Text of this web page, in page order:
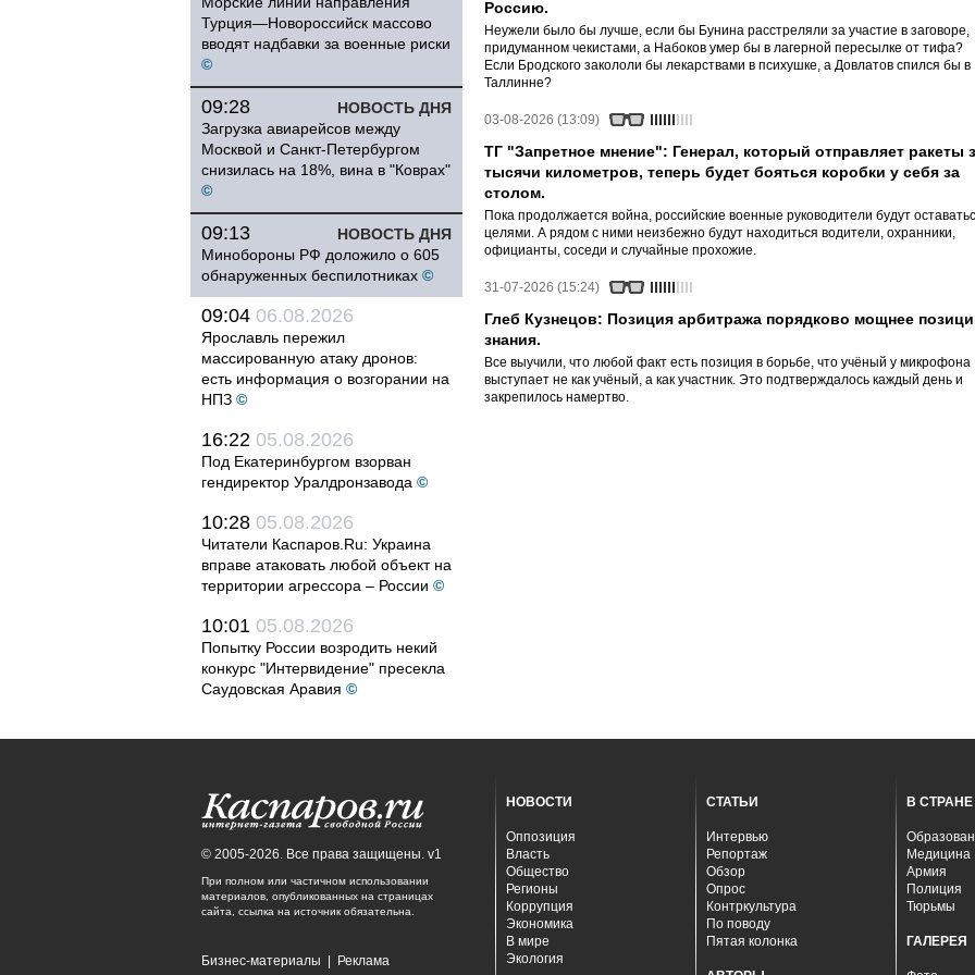
Турция—Новороссийск массово
вводят надбавки за военные риски
©
НОВОСТЬ ДНЯ
09:28
Загрузка авиарейсов между
Москвой и Санкт-Петербургом
снизилась на 18%, вина в "Коврах"
©
НОВОСТЬ ДНЯ
09:13
Минобороны РФ доложило о 605
обнаруженных беспилотниках ©
09:04 06.08.2026
Ярославль пережил
массированную атаку дронов:
есть информация о возгорании на
НПЗ ©
16:22 05.08.2026
Под Екатеринбургом взорван
гендиректор Уралдронзавода ©
10:28 05.08.2026
Читатели Каспаров.Ru: Украина
вправе атаковать любой объект на
территории агрессора – России ©
10:01 05.08.2026
Попытку России возродить некий
конкурс "Интервидение" пресекла
Саудовская Аравия ©
Россию.
Неужели было бы лучше, если бы Бунина расстреляли за участие в заговоре,
придуманном чекистами, а Набоков умер бы в лагерной пересылке от тифа?
Если Бродского закололи бы лекарствами в психушке, а Довлатов спился бы в
Таллинне?
03-08-2026 (13:09)
ТГ "Запретное мнение": Генерал, который отправляет ракеты
тысячи километров, теперь будет бояться коробки у себя за
столом.
Пока продолжается война, российские военные руководители будут
целями. А рядом с ними неизбежно будут находиться водители, охранники,
официанты, соседи и случайные прохожие.
31-07-2026 (15:24)
Глеб Кузнецов: Позиция арбитража порядково мощнее
знания.
Все выучили, что любой факт есть позиция в борьбе, что учёный у микрофона
выступает не как учёный, а как участник. Это подтверждалось каждый день и
закрепилось намертво.
© 2005-2026. Все права защищены. v1
При полном или частичном использовании
материалов, опубликованных на страницах
сайта, ссылка на источник обязательна.
Бизнес-материалы Реклама
НОВОСТИ
Оппозиция
Власть
Общество
Регионы
Коррупция
Экономика
В мире
Экология
СТАТЬИ
Интервью
Репортаж
Обзор
Опрос
Контркультура
По поводу
Пятая колонка
В СТРАНЕ
Медицина
Армия
Полиция
Тюрьмы
ГАЛЕРЕЯ